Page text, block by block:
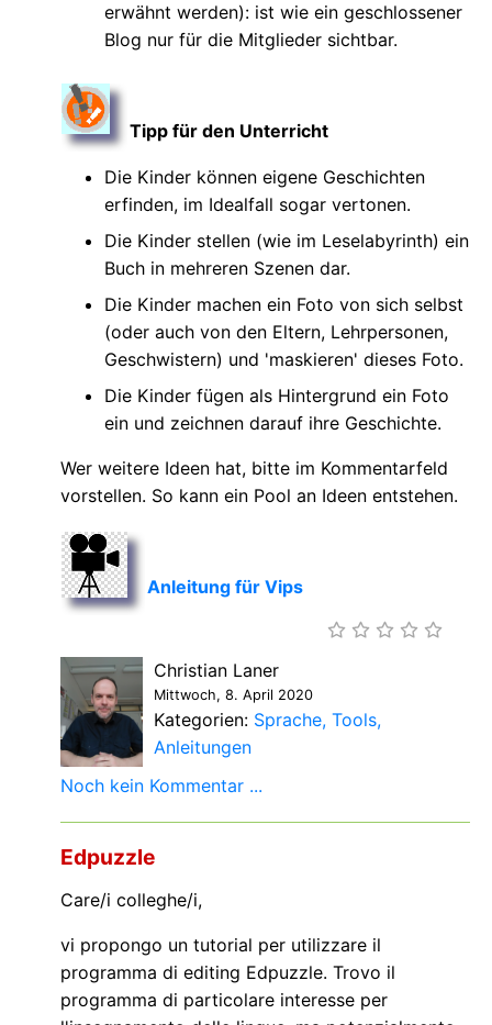
erwähnt werden): ist wie ein geschlossener
Blog nur für die Mitglieder sichtbar.
Tipp für den Unterricht
Die Kinder können eigene Geschichten
erfinden, im Idealfall sogar vertonen.
Die Kinder stellen (wie im Leselabyrinth) ein
Buch in mehreren Szenen dar.
Die Kinder machen ein Foto von sich selbst
(oder auch von den Eltern, Lehrpersonen,
Geschwistern) und 'maskieren' dieses Foto.
Die Kinder fügen als Hintergrund ein Foto
ein und zeichnen darauf ihre Geschichte.
Wer weitere Ideen hat, bitte im Kommentarfeld
vorstellen. So kann ein Pool an Ideen entstehen.
Anleitung für Vips
Christian Laner
Mittwoch, 8. April 2020
Kategorien: Sprache Tools
Anleitungen
Noch kein Kommentar ...
Edpuzzle
Care/i colleghe/i,
vi propongo un tutorial per utilizzare il
programma di editing Edpuzzle. Trovo il
programma di particolare interesse per